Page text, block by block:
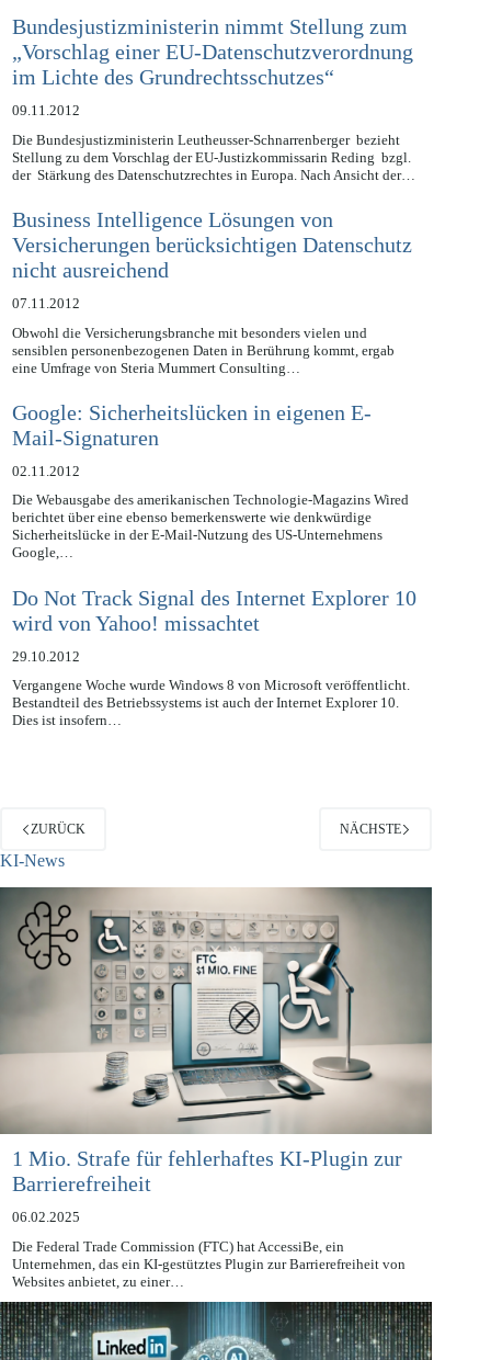
Bundesjustizministerin nimmt Stellung zum
„Vorschlag einer EU-Datenschutzverordnung
im Lichte des Grundrechtsschutzes“
09.11.2012
Die Bundesjustizministerin Leutheusser-Schnarrenberger bezieht
Stellung zu dem Vorschlag der EU-Justizkommissarin Reding bzgl.
Business Intelligence Lösungen von
Versicherungen berücksichtigen Datenschutz
nicht ausreichend
07.11.2012
Obwohl die Versicherungsbranche mit besonders vielen und
sensiblen personenbezogenen Daten in Berührung kommt, ergab
Google: Sicherheitslücken in eigenen E-
Mail-Signaturen
02.11.2012
Die Webausgabe des amerikanischen Technologie-Magazins Wired
berichtet über eine ebenso bemerkenswerte wie denkwürdige
Sicherheitslücke in der E-Mail-Nutzung des US-Unternehmens
Do Not Track Signal des Internet Explorer 10
wird von Yahoo! missachtet
29.10.2012
Vergangene Woche wurde Windows 8 von Microsoft veröffentlicht.
Bestandteil des Betriebssystems ist auch der Internet Explorer 10.
ZURÜCK
KI-News
1 Mio. Strafe für fehlerhaftes KI-Plugin zur
Barrierefreiheit
06.02.2025
Die Federal Trade Commission (FTC) hat AccessiBe, ein
Unternehmen, das ein KI-gestütztes Plugin zur Barrierefreiheit von
Websites anbietet, zu einer…